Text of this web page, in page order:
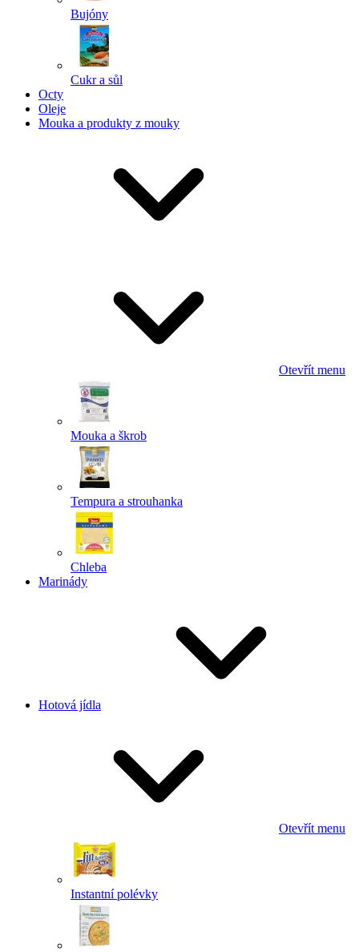
Bujóny
Cukr a sůl
Octy
Oleje
Mouka a produkty z mouky
Otevřít menu
Mouka a škrob
Tempura a strouhanka
Chleba
Marinády
Hotová jídla
Otevřít menu
Instantní polévky
Powered by chaterimo